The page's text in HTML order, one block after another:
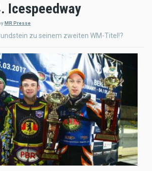
Icespeedway
MR Presse
zu seinem zweiten WM-Titel!?